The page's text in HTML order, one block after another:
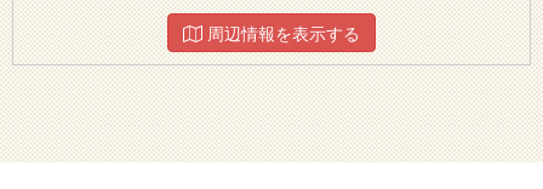
周辺情報を表示する